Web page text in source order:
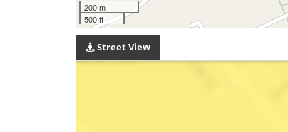
200 m
500 ft
Street View